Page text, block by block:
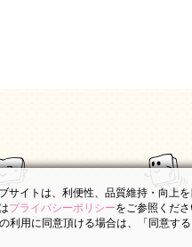
サイトは、利便性、品質維持・向上
プライバシーポリシーをご参照くださ
利用に同意頂ける場合は、「同意す